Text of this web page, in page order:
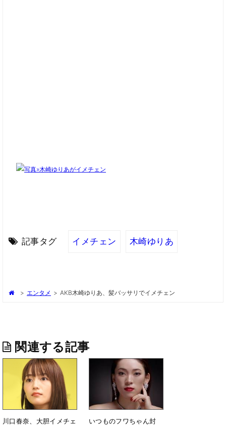
記事タグ イメチェン 木崎ゆりあ
> エンタメ > AKB木崎ゆりあ、髪バッサリでイメチェン
関連する記事
川口春奈、大胆イメチェ
いつものフワちゃん封